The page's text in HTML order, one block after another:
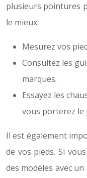
plusieurs pointures
le mieux.
Mesurez vos
Consultez les
marques.
Essayez les
vous porterez le
Il est également
de vos pieds. Si
des modèles avec